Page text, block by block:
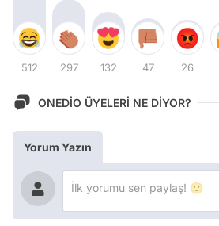
512 297 132 47 26
ONEDİO ÜYELERİ NE DİYOR?
Yorum Yazın